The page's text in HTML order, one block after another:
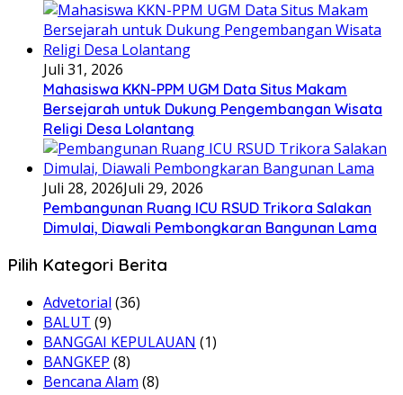
Juli 31, 2026
Mahasiswa KKN-PPM UGM Data Situs Makam
Bersejarah untuk Dukung Pengembangan Wisata
Religi Desa Lolantang
Juli 28, 2026Juli 29, 2026
Pembangunan Ruang ICU RSUD Trikora Salakan
Dimulai, Diawali Pembongkaran Bangunan Lama
Pilih Kategori Berita
Advetorial (36)
BALUT (9)
BANGGAI KEPULAUAN (1)
BANGKEP (8)
Bencana Alam (8)